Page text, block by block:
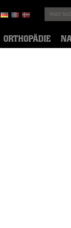
ORTHOPÄDIE